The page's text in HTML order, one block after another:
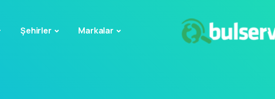
Şehirler Markalar